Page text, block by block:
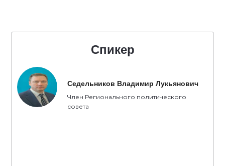
Спикер
Седельников Владимир Лукьянович
Член Регионального политического
совета